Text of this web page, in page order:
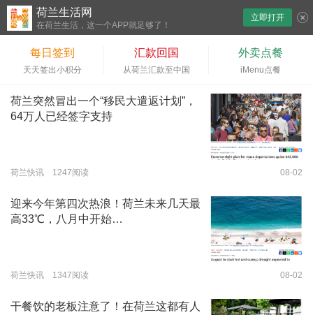
荷兰生活网
在荷兰生活，这一个APP就足够了！
立即打开
每日签到
天天签出小积分
汇款回国
从荷兰汇款至中国
外卖点餐
iMenu点餐
荷兰突然冒出一个“移民大遣返计划”，
64万人已经签字支持
荷兰快讯 1247阅读 08-02
迎来今年第四次热浪！荷兰未来几天最
高33℃，八月中开始…
荷兰快讯 1347阅读 08-02
干餐饮的老板注意了！在荷兰这都有人